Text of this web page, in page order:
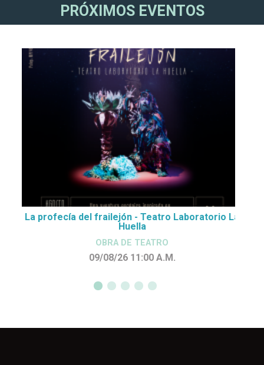
PRÓXIMOS EVENTOS
La profecía del frailejón - Teatro Laboratorio La
Huella
OBRA DE TEATRO
09/08/26 11:00 A.M.